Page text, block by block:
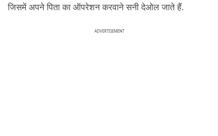
जिसमें अपने पिता का ऑपरेशन करवाने सनी देओल जाते हैं.
ADVERTISEMENT